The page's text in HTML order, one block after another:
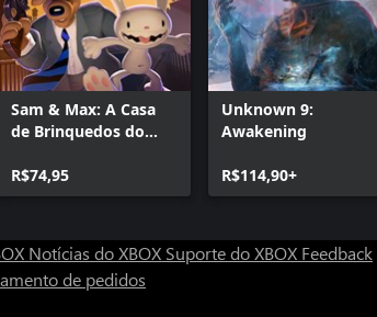
Sam & Max: A Casa
de Brinquedos do
R$74,95
Unknown 9:
Awakening
R$114,90+
Notícias do XBOX Suporte do XBOX Feedback
de pedidos